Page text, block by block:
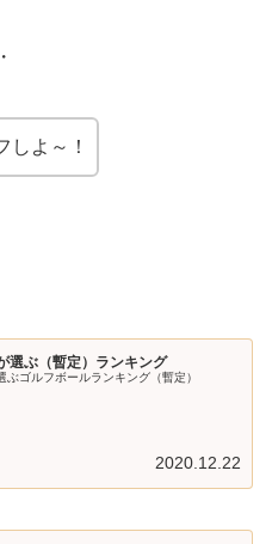
しよ～！
選ぶ（暫定）ランキング
ぶゴルフボールランキング（暫定）
2020.12.22